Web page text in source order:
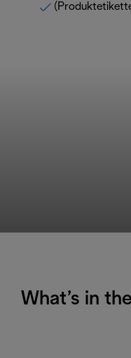
What’s in